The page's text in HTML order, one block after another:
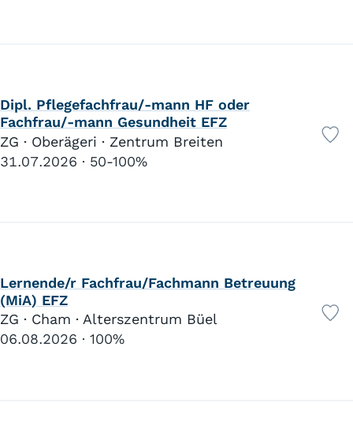
Dipl. Pflegefachfrau/-mann HF oder
Fachfrau/-mann Gesundheit EFZ
ZG · Oberägeri · Zentrum Breiten
31.07.2026
50-100%
Lernende/r Fachfrau/Fachmann Betreuung
(MiA) EFZ
ZG · Cham · Alterszentrum Büel
06.08.2026
100%